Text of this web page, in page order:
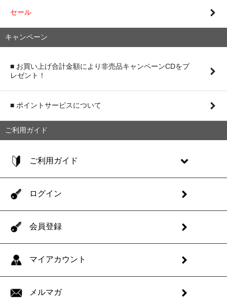
セール
キャンペーン
■ お買い上げ合計金額により非売品キャンペーンCDをプ
レゼント！
■ ポイントサービスについて
ご利用ガイド
ご利用ガイド
ログイン
会員登録
マイアカウント
メルマガ